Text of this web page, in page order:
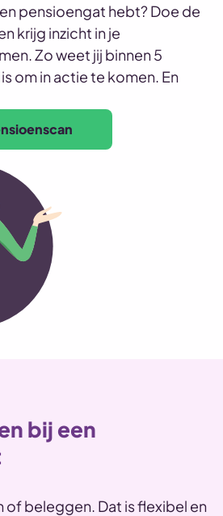
pensioengat hebt? Doe de
krijg inzicht in je
Zo weet jij binnen 5
om in actie te komen. En
bij een
of beleggen. Dat is flexibel en